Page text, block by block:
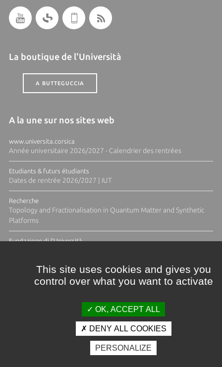
La boutique de l'Università
A BUTTEGUCCIA
A la une sur nos sites web
www.universita.corsica
Année universitaire 2026/2027 - Calendrier des rentrées
Etudiants & futurs étudiants
Dates de rentrée 2026/2027 | IUT
Recherche
Topology and Fractionalisation in Quantum Matter and Synthetic
Platforms
Fundazione di l'Università
Crédits et mentions légales
Espace presse
Photothèque
This site uses cookies and gives you
control over what you want to activate
OK, ACCEPT ALL
DENY ALL COOKIES
PERSONALIZE